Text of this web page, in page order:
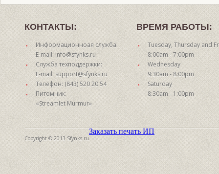
КОНТАКТЫ:
Информационноая служба:
E-mail: info@sfynks.ru
Служба техподдержки:
E-mail: support@sfynks.ru
Телефон: (843) 520 20 54
Питомник:
«Streamlet Murmur»
ВРЕМЯ РАБОТЫ:
Tuesday, Thursday and
8:00am - 7:00pm
Wednesday
9:30am - 8:00pm
Saturday
8:30am - 1:00pm
Copyright © 2013 Sfynks.ru
Заказать печать ИП